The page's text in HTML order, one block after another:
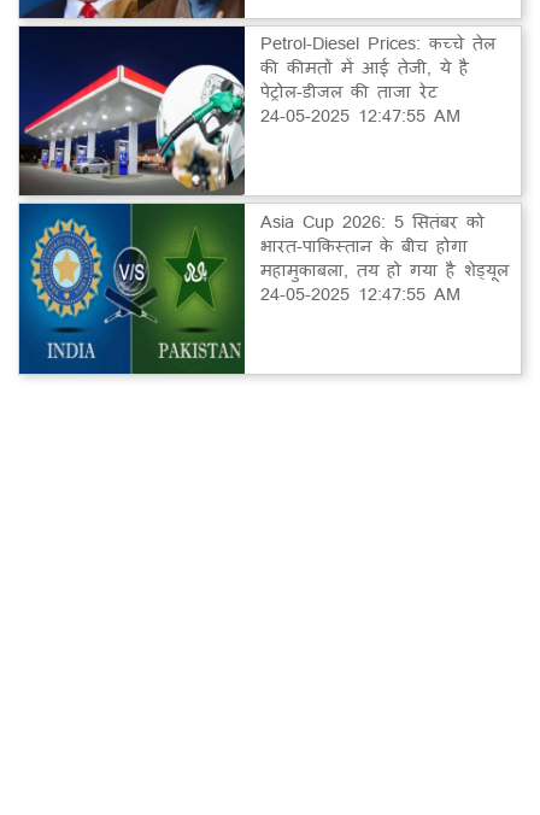
Petrol-Diesel Prices: कच्चे तेल
की कीमतों में आई तेजी, ये है
पेट्रोल-डीजल की ताजा रेट
24-05-2025 12:47:55 AM
Asia Cup 2026: 5 सितंबर को
भारत-पाकिस्तान के बीच होगा
महामुकाबला, तय हो गया है शेड्यूल
24-05-2025 12:47:55 AM